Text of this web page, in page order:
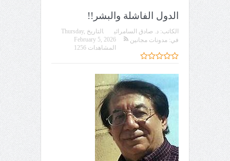
الدول الفاشلة والبشر!!
الكاتب: د. صادق السامرائي التاريخ Thursday,
February 5, 2026
في: مدونات مجانين
المشاهدات 1256